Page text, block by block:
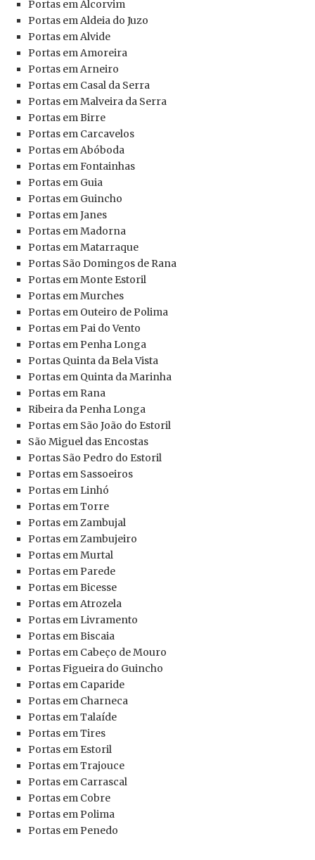
Portas em Alcorvim
Portas em Aldeia do Juzo
Portas em Alvide
Portas em Amoreira
Portas em Arneiro
Portas em Casal da Serra
Portas em Malveira da Serra
Portas em Birre
Portas em Carcavelos
Portas em Abóboda
Portas em Fontainhas
Portas em Guia
Portas em Guincho
Portas em Janes
Portas em Madorna
Portas em Matarraque
Portas São Domingos de Rana
Portas em Monte Estoril
Portas em Murches
Portas em Outeiro de Polima
Portas em Pai do Vento
Portas em Penha Longa
Portas Quinta da Bela Vista
Portas em Quinta da Marinha
Portas em Rana
Ribeira da Penha Longa
Portas em São João do Estoril
São Miguel das Encostas
Portas São Pedro do Estoril
Portas em Sassoeiros
Portas em Linhó
Portas em Torre
Portas em Zambujal
Portas em Zambujeiro
Portas em Murtal
Portas em Parede
Portas em Bicesse
Portas em Atrozela
Portas em Livramento
Portas em Biscaia
Portas em Cabeço de Mouro
PortasFigueira do Guincho
Portas em Caparide
Portas em Charneca
Portas em Talaíde
Portas em Tires
Portas em Estoril
Portas em Trajouce
Portas em Carrascal
Portas em Cobre
Portas em Polima
Portas em Penedo